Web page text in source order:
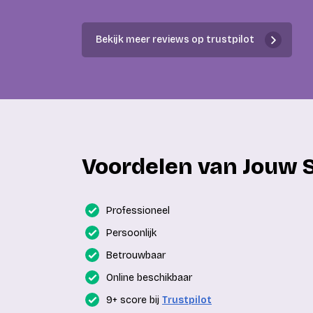
Bekijk meer reviews op trustpilot
Voordelen van Jouw
Professioneel
Persoonlijk
Betrouwbaar
Online beschikbaar
9+ score bij Trustpilot